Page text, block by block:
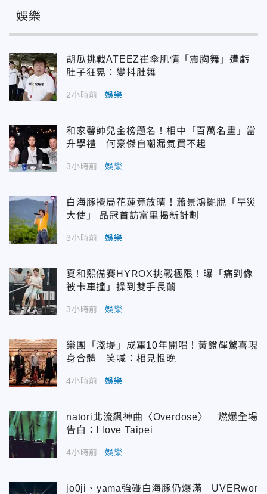
娛樂
胡瓜挑戰ATEEZ崔傘肌情「震胸舞」遭虧
肚子狂晃：變抖肚舞
2小時前 娛樂
和家馨帥兒金榜題名！相中「百萬名畫」當
升學禮 何豪傑自嘲漏氣買不起
3小時前 娛樂
白海豚攪局花蓮竟放晴！蕭景鴻擺脫「旱災
大使」 品冠首訪富里揭新計劃
3小時前 娛樂
夏和熙備賽HYROX挑戰極限！曝「痛到像
被卡車撞」操到雙手長繭
3小時前 娛樂
樂團「淺堤」成軍10年開唱！黃鐙輝驚喜現
身合體 笑喊：相見恨晚
4小時前 娛樂
natori北流飆神曲〈Overdose〉 燃爆全場
告白：I love Taipei
4小時前 娛樂
jo0ji、yama強碰白海豚仍爆滿 UVERwor